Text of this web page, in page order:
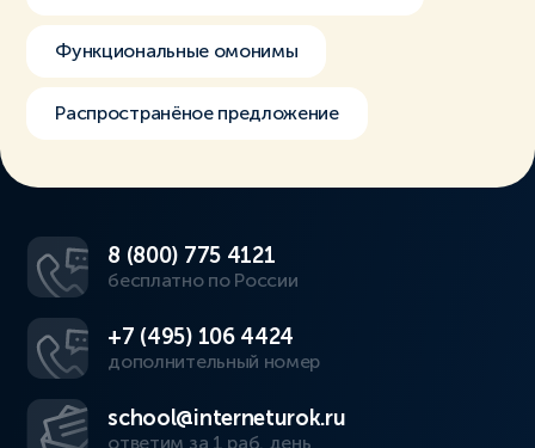
Функциональные омонимы
Распространёное предложение
8 (800) 775 4121
бесплатно по России
+7 (495) 106 4424
дополнительный номер
school@interneturok.ru
ответим за 1 раб. день